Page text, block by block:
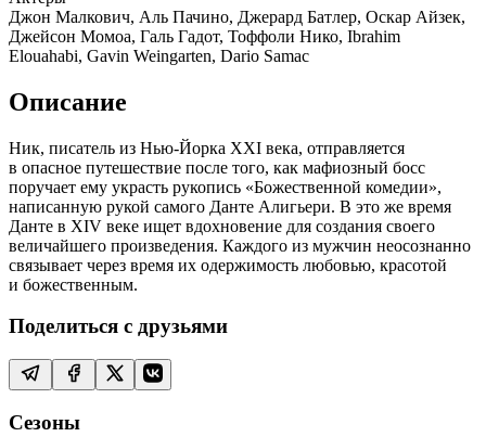
Джон Малкович, Аль Пачино, Джерард Батлер, Оскар Айзек,
Джейсон Момоа, Галь Гадот, Тоффоли Нико, Ibrahim
Elouahabi, Gavin Weingarten, Dario Samac
Описание
Ник, писатель из Нью-Йорка XXI века, отправляется
в опасное путешествие после того, как мафиозный босс
поручает ему украсть рукопись «Божественной комедии»,
написанную рукой самого Данте Алигьери. В это же время
Данте в XIV веке ищет вдохновение для создания своего
величайшего произведения. Каждого из мужчин неосознанно
связывает через время их одержимость любовью, красотой
и божественным.
Поделиться с друзьями
Сезоны